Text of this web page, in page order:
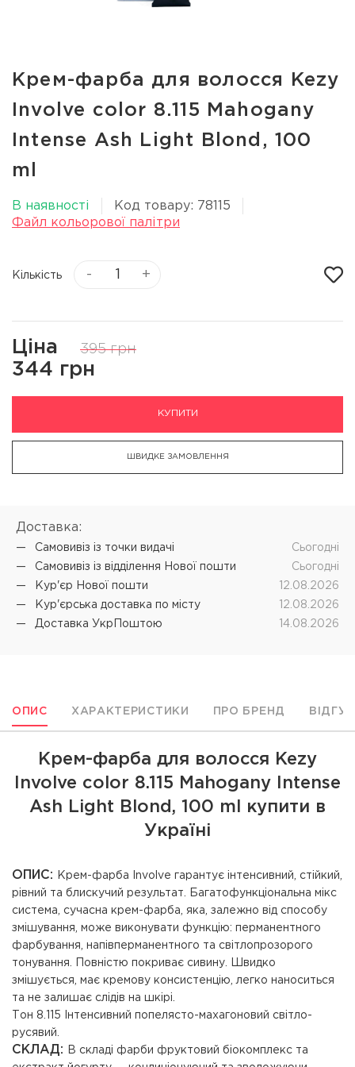
Крем-фарба для волосся Kezy
Involve color 8.115 Mahogany
Intense Ash Light Blond, 100
ml
В наявності
Код товару: 78115
Файл кольорової палітри
Кількість - +
Ціна 395 грн
344 грн
КУПИТИ
ШВИДКЕ ЗАМОВЛЕННЯ
Доставка:
Самовивіз iз точки видачі
Cьогодні
Самовивіз iз відділення Нової пошти
Cьогодні
Кур'єр Нової пошти
12.08.2026
Кур'єрська доставка по місту
12.08.2026
Доставка УкрПоштою
14.08.2026
ОПИС ХАРАКТЕРИСТИКИ ПРО БРЕНД
Крем-фарба для волосся Kezy
Involve color 8.115 Mahogany Intense
Ash Light Blond, 100 ml купити в
Україні
ОПИС:
Крем-фарба Involve гарантує інтенсивний, стійкий,
рівний та блискучий результат. Багатофункціональна мікс
система, сучасна крем-фарба, яка, залежно від способу
змішування, може виконувати функцію: перманентного
фарбування, напівперманентного та світлопрозорого
тонування. Повністю покриває сивину. Швидко
змішується, має кремову консистенцію, легко наноситься
та не залишає слідів на шкірі.
Тон 8.115 Інтенсивний попелясто-махагоновий світло-
русявий.
СКЛАД:
В складі фарби фруктовий біокомплекс та